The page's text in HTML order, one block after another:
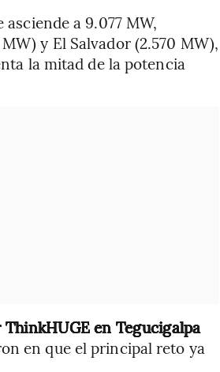
a 9.077 MW,
y El Salvador (2.570 MW),
la mitad de la potencia
en Tegucigalpa
en que el principal reto ya